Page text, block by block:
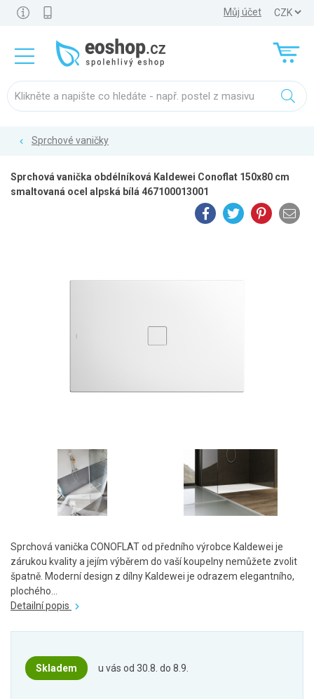
Můj účet
Sprchové vaničky
Sprchová vanička obdélníková Kaldewei Conoflat 150x80 cm
smaltovaná ocel alpská bílá 467100013001
Sprchová vanička CONOFLAT od předního výrobce Kaldewei je
zárukou kvality a jejím výběrem do vaší koupelny nemůžete zvolit
špatně. Moderní design z dílny Kaldewei je odrazem elegantního,
plochého...
Detailní popis
Skladem u vás od 30.8. do 8.9.